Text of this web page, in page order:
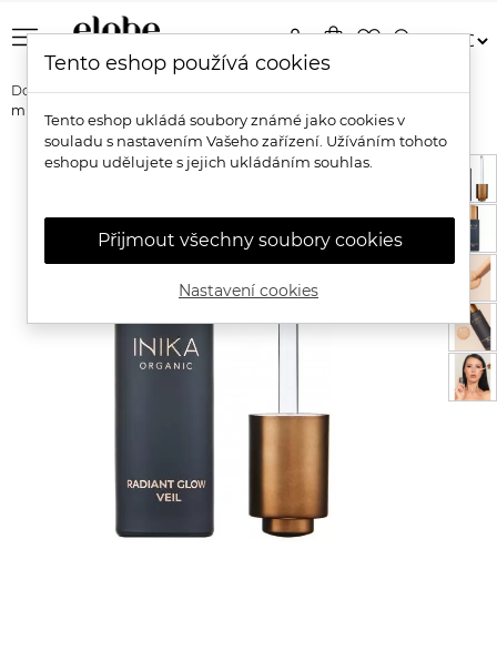
menu shopping_bagfavorite_bordersearch
person
Domů Značky Inika Organic
Inika Organic Bio primer
multifunkční rozjasňující
Tento eshop používá cookies
Tento eshop ukládá soubory známé jako cookies v
souladu s nastavením Vašeho zařízení. Užíváním tohoto
eshopu udělujete s jejich ukládáním souhlas.
Přijmout všechny soubory cookies
Nastavení cookies